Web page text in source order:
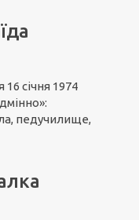
січня 1974
педучилище,